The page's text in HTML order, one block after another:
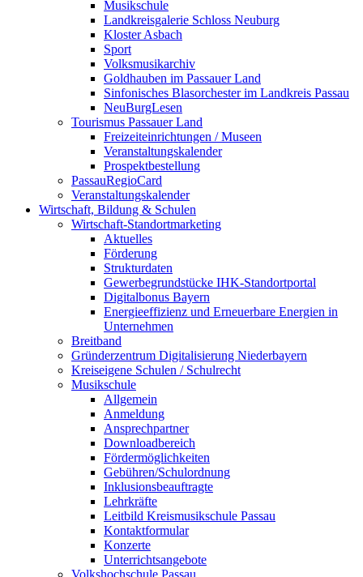
Musikschule
Landkreisgalerie Schloss Neuburg
Kloster Asbach
Sport
Volksmusikarchiv
Goldhauben im Passauer Land
Sinfonisches Blasorchester im Landkreis Passau
NeuBurgLesen
Tourismus Passauer Land
Freizeiteinrichtungen / Museen
Veranstaltungskalender
Prospektbestellung
PassauRegioCard
Veranstaltungskalender
Wirtschaft, Bildung & Schulen
Wirtschaft-Standortmarketing
Aktuelles
Förderung
Strukturdaten
Gewerbegrundstücke IHK-Standortportal
Digitalbonus Bayern
Energieeffizienz und Erneuerbare Energien in
Unternehmen
Breitband
Gründerzentrum Digitalisierung Niederbayern
Kreiseigene Schulen / Schulrecht
Musikschule
Allgemein
Anmeldung
Ansprechpartner
Downloadbereich
Fördermöglichkeiten
Gebühren/Schulordnung
Inklusionsbeauftragte
Lehrkräfte
Leitbild Kreismusikschule Passau
Kontaktformular
Konzerte
Unterrichtsangebote
Volkshochschule Passau